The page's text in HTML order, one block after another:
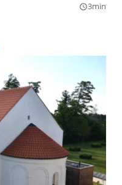
query_builder3min